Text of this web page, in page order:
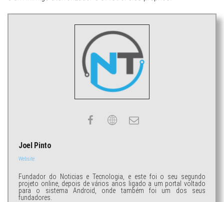
Joel Pinto
Website
Fundador do Noticias e Tecnologia, e este foi o seu segundo
projeto online, depois de vários anos ligado a um portal voltado
para o sistema Android, onde também foi um dos seus
fundadores.